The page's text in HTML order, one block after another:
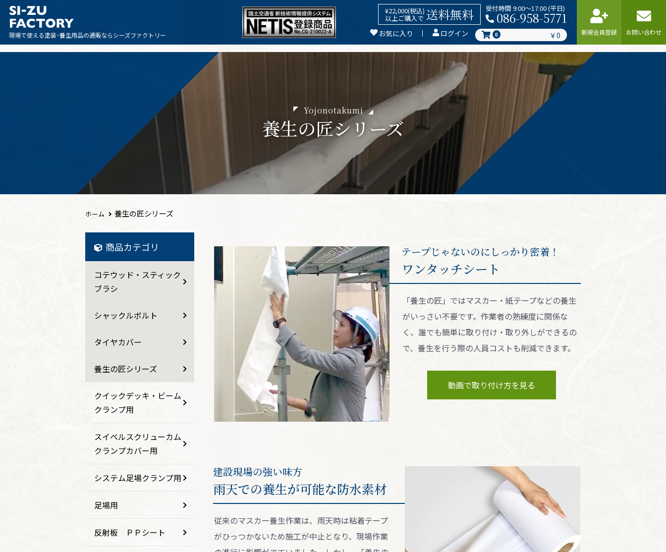
現場で使える塗装･養生用品の通販ならシーズファクトリー
¥22,000(税込)
以上ご購入で 送料無料 受付時間 9:00〜17:00 (平日)
086-958-5771
お気に入り ログイン 0 ￥0 新規会員登録 お問い合わせ
Yojonotakumi
養生の匠シリーズ
ホーム 養生の匠シリーズ
商品カテゴリ
コテウッド・スティック
ブラシ
シャックルボルト
タイヤカバー
養生の匠シリーズ
クイックデッキ・ビーム
クランプ用
スイベルスクリューカム
クランプカバー用
システム足場クランプ用
足場用
反射板 ＰＰシート
テープじゃないのにしっかり密着！
ワンタッチシート
「養⽣の匠」ではマスカー・紙テープなどの養⽣
がいっさい不要です。作業者の熟練度に関係な
く、誰でも簡単に取り付け・取り外しができるの
で、養⽣を⾏う際の⼈員コストも削減できます。
動画で取り付け⽅を⾒る
建設現場の強い味⽅
⾬天での養⽣が可能な防⽔素材
従来のマスカー養⽣作業は、⾬天時は粘着テープ
がひっつかないため施⼯が中⽌となり、現場作業